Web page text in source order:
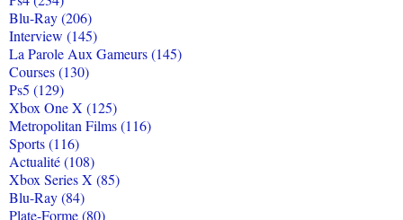
Blu-Ray (206)
Interview (145)
La Parole Aux Gameurs (145)
Courses (130)
Ps5 (129)
Xbox One X (125)
Metropolitan Films (116)
Sports (116)
Actualité (108)
Xbox Series X (85)
Blu-Ray (84)
Plate-Forme (80)